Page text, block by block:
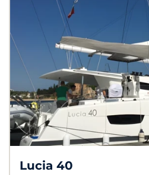
Lucia 40